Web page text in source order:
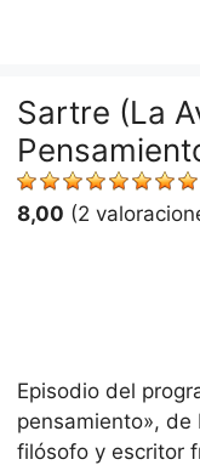
Sartre (La
8,00 (2
Episodio del
pensamiento», de
filósofo y escritor